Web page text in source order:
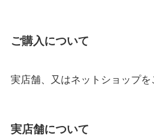
ご購入について
実店舗、又はネットショップを
実店舗について